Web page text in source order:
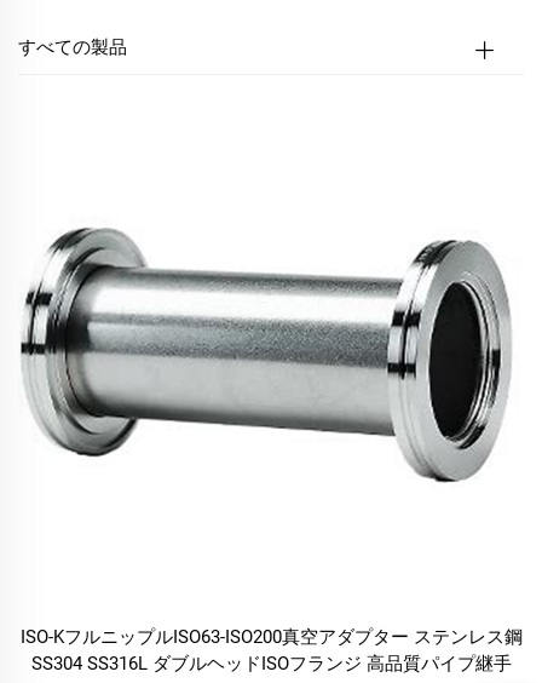
すべての製品
ISO-KフルニップルISO63-ISO200真空アダプター ステンレス鋼
SS304 SS316L ダブルヘッドISOフランジ 高品質パイプ継手